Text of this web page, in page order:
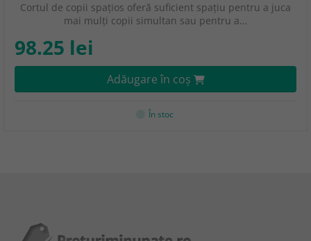
Cortul de copii spațios oferă suficient spațiu pentru a juca
mai mulți copii simultan sau pentru a…
98.25 lei
Adăugare în coş
În stoc